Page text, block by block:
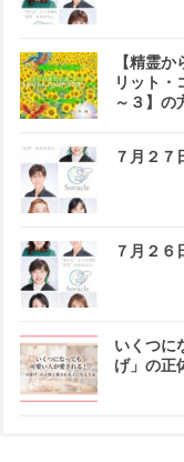
【精霊
リット・
～３】の
７月２
７月２
いくつに
げ」の正